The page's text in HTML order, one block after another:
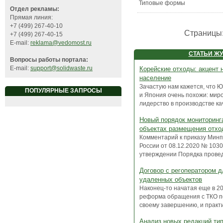
Отдел рекламы:
Прямая линия:
+7 (499) 267-40-10
+7 (499) 267-40-15
E-mail: reklama@vedomost.ru
Вопросы работы портала:
E-mail: support@solidwaste.ru
ПОПУЛЯРНЫЕ ЗАПРОСЫ
Типовые формы
СТАТЬИ
Корейские отходы: акцент
население
Зачастую нам кажется, что
и Япония очень похожи:
лидерство в производстве
Новый порядок
объектах размещения
Комментарий к приказу
России от 08.12.2020 №
утверждении Порядка
Договор с регоператором
удаленных объектов
Наконец-то начатая еще в
реформа обращения с ТКО
своему завершению, и
Анализ новых редакций